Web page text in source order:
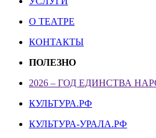
О ТЕАТРЕ
КОНТАКТЫ
ПОЛЕЗНО
2026 – ГОД ЕДИНСТВА
КУЛЬТУРА.РФ
КУЛЬТУРА-УРАЛА.РФ